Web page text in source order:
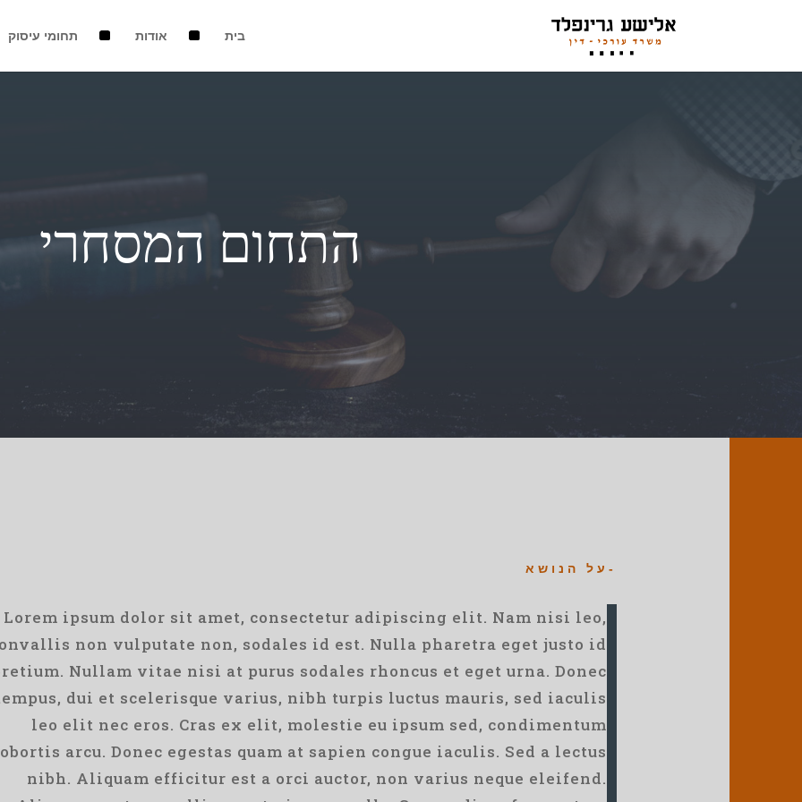
בית אודות תחומי עיסוק
התחום המסחרי
-על הנושא
Lorem ipsum dolor sit amet, consectetur adipiscing elit. Nam nisi leo,
non vulputate non, sodales id est. Nulla pharetra eget justo id
Nullam vitae nisi at purus sodales rhoncus et eget urna. Donec
dui et scelerisque varius, nibh turpis luctus mauris, sed iaculis
leo elit nec eros. Cras ex elit, molestie eu ipsum sed, condimentum
arcu. Donec egestas quam at sapien congue iaculis. Sed a lectus
nibh. Aliquam efficitur est a orci auctor, non varius neque eleifend.